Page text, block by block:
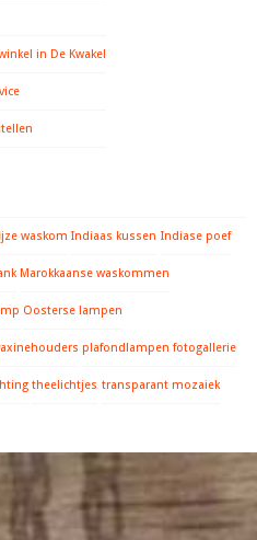
in De Kwakel
waskom Indiaas kussen Indiase poef
Marokkaanse waskommen
Oosterse lampen
plafondlampen fotogallerie
theelichtjes transparant mozaiek